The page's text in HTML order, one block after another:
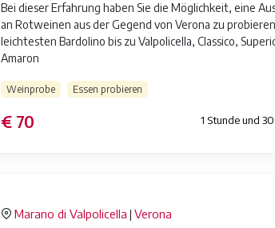
Bei dieser Erfahrung haben Sie die Möglichkeit, eine
an Rotweinen aus der Gegend von Verona zu
leichtesten Bardolino bis zu Valpolicella, Classico,
Amaron
Weinprobe Essen probieren
€ 70 1 Stunde und
Marano di Valpolicella | Verona